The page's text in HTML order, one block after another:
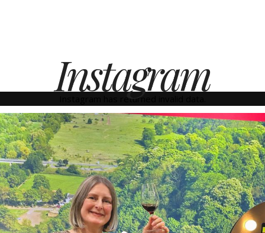
Instagram
Instagram has returned invalid data.